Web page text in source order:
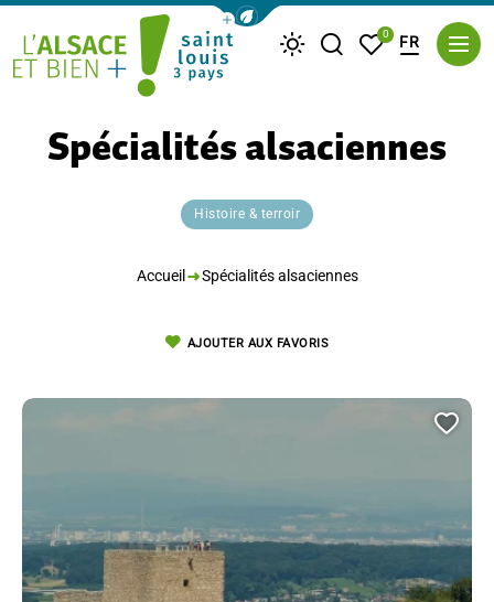
Afficher la barre de navigation du
MétéoJe recherche
Mes favoris
0 FR
Spécialités alsaciennes
Histoire & terroir
Accueil Spécialités alsaciennes
AJOUTER AUX FAVORIS